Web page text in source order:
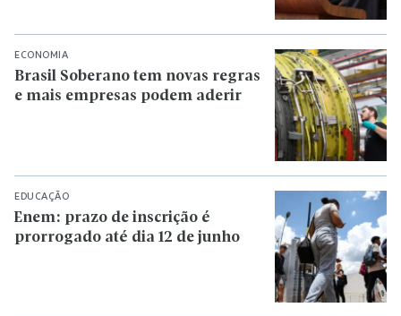
ECONOMIA
Brasil Soberano tem novas regras
e mais empresas podem aderir
EDUCAÇÃO
Enem: prazo de inscrição é
prorrogado até dia 12 de junho